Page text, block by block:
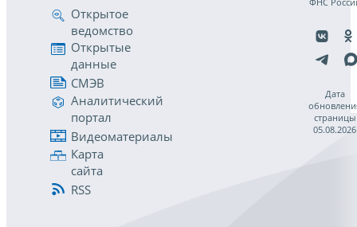
Открытое
ведомство
Открытые
данные
СМЭВ
Аналитический
портал
Видеоматериалы
Карта
сайта
RSS
Дата
страницы
05.08.2026